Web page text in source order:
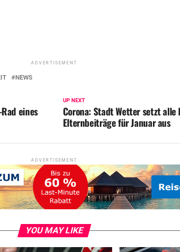
ADVERTISEMENT
NEWS
UP NEXT
Corona: Stadt Wetter setzt alle
Elternbeiträge für Januar aus
eines
ADVERTISEMENT
YOU MAY LIKE